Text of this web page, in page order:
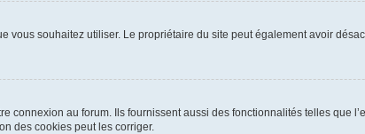
vous souhaitez utiliser. Le propriétaire du site peut également avoir
au forum. Ils fournissent aussi des fonctionnalités telles que
des cookies peut les corriger.